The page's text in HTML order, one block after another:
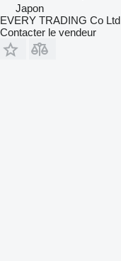
Japon
EVERY TRADING Co Ltd
Contacter le vendeur